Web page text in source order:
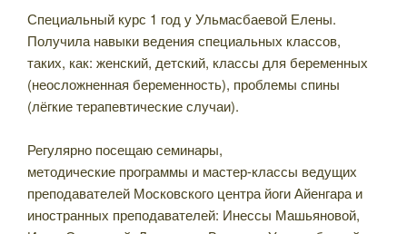
Специальный курс 1 год у Ульмасбаевой Елены.
Получила навыки ведения специальных классов,
таких, как: женский, детский, классы для беременных
(неосложненная беременность), проблемы спины
(лёгкие терапевтические случаи).
Регулярно посещаю семинары,
методические программы и мастер-классы ведущих
преподавателей Московского центра йоги Айенгара и
иностранных преподавателей: Инессы Машьяновой,